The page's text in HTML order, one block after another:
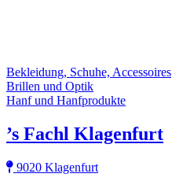
Bekleidung, Schuhe, Accessoires
Brillen und Optik
Hanf und Hanfprodukte
’s Fachl Klagenfurt
9020 Klagenfurt